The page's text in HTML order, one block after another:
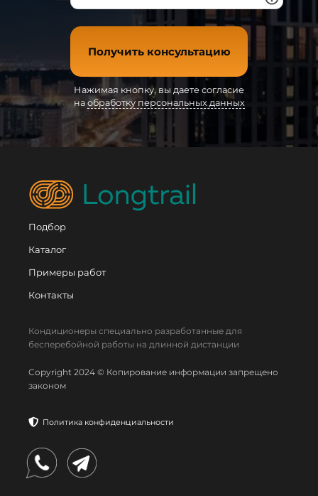
Получить консультацию
Нажимая кнопку, вы даете согласие
на обработку персональных данных
Подбор
Каталог
Примеры работ
Контакты
Кондиционеры специально разработанные для
бесперебойной работы на длинной дистанции
Copyright 2024 © Копирование информации запрещено
законом
Политика конфиденциальности